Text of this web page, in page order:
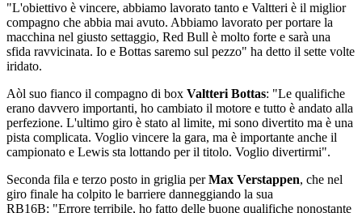
"L'obiettivo è vincere, abbiamo lavorato tanto e Valtteri è il miglior
compagno che abbia mai avuto. Abbiamo lavorato per portare la
macchina nel giusto settaggio, Red Bull è molto forte e sarà una
sfida ravvicinata. Io e Bottas saremo sul pezzo" ha detto il sette volte
iridato.
Aòl suo fianco il compagno di box Valtteri Bottas: "Le qualifiche
erano davvero importanti, ho cambiato il motore e tutto è andato alla
perfezione. L'ultimo giro è stato al limite, mi sono divertito ma è una
pista complicata. Voglio vincere la gara, ma è importante anche il
campionato e Lewis sta lottando per il titolo. Voglio divertirmi".
Seconda fila e terzo posto in griglia perMax Verstappen, che nel
giro finale ha colpito le barriere danneggiando la sua
RB16B: "Errore terribile, ho fatto delle buone qualifiche nonostante